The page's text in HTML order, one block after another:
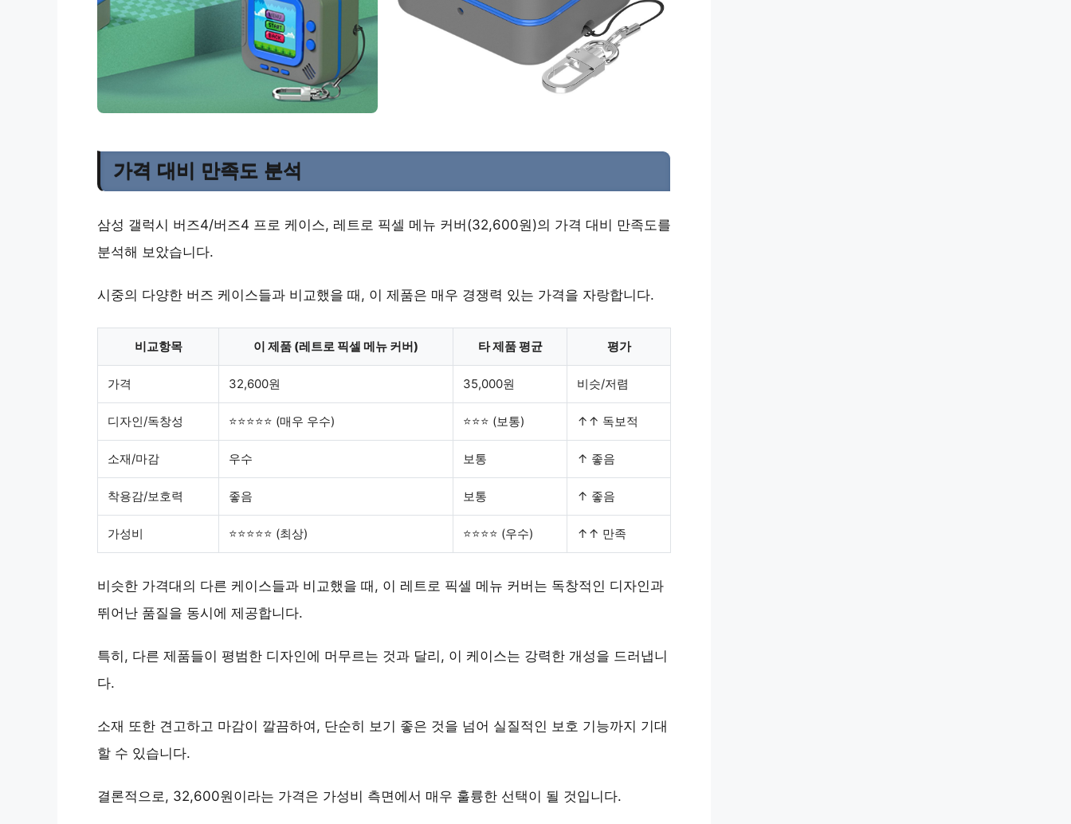
가격 대비 만족도 분석
삼성 갤럭시 버즈4/버즈4 프로 케이스, 레트로 픽셀 메뉴 커버(32,600원)의 가격 대비 만족도를
분석해 보았습니다.
시중의 다양한 버즈 케이스들과 비교했을 때, 이 제품은 매우 경쟁력 있는 가격을 자랑합니다.
비교항목 이 제품 (레트로 픽셀 메뉴 커버) 타 제품 평균 평가
가격 32,600원 35,000원 비슷/저렴
디자인/독창성 ⭐⭐⭐⭐⭐ (매우 우수) ⭐⭐⭐ (보통) ↑↑ 독보적
소재/마감 우수 보통 ↑ 좋음
착용감/보호력 좋음 보통 ↑ 좋음
가성비 ⭐⭐⭐⭐⭐ (최상) ⭐⭐⭐⭐ (우수) ↑↑ 만족
비슷한 가격대의 다른 케이스들과 비교했을 때, 이 레트로 픽셀 메뉴 커버는 독창적인 디자인과
뛰어난 품질을 동시에 제공합니다.
특히, 다른 제품들이 평범한 디자인에 머무르는 것과 달리, 이 케이스는 강력한 개성을 드러냅니
다.
소재 또한 견고하고 마감이 깔끔하여, 단순히 보기 좋은 것을 넘어 실질적인 보호 기능까지 기대
할 수 있습니다.
결론적으로, 32,600원이라는 가격은 가성비 측면에서 매우 훌륭한 선택이 될 것입니다.